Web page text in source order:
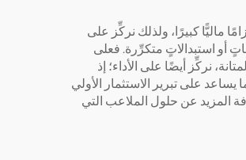
ماليًّا كبيرًا، ولذلك نركِّز على
أو استبدالاتٍ متكرِّرة. فعلى
نركِّز أيضًا على الأداء؛ إذ
على تبرير الاستثمار الأولي
المزيد عن حلول الملاعب التي